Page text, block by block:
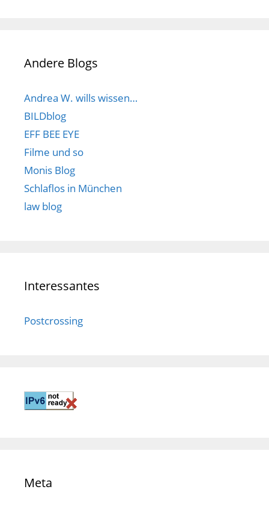
Andere Blogs
Andrea W. wills wissen…
BILDblog
EFF BEE EYE
Filme und so
Monis Blog
Schlaflos in München
law blog
Interessantes
Postcrossing
Meta